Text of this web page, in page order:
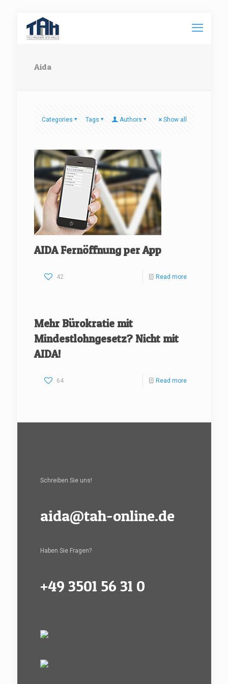
Aida
Categories Tags Authors Show all
AIDA Fernöffnung per App
42 Read more
Mehr Bürokratie mit
Mindestlohngesetz? Nicht mit
AIDA!
64 Read more
Schreiben Sie uns!
aida@tah-online.de
Haben Sie Fragen?
+49 3501 56 31 0